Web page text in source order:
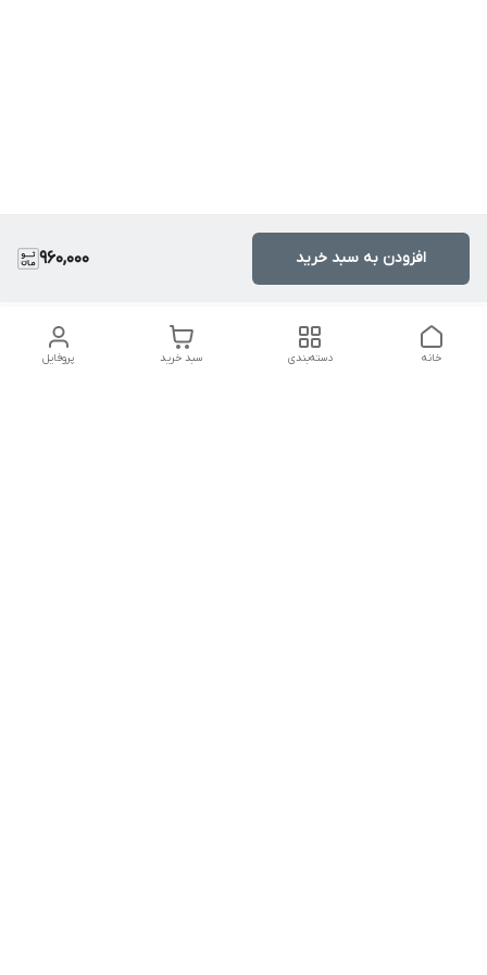
960,000 افزودن به سبد خرید
پروفایل سبد خرید دسته‌بندی خانه